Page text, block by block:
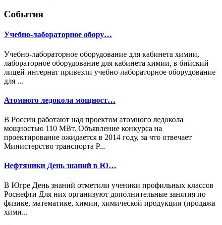
События
Учебно-лабораторное обору…
Учебно-лабораторное оборудование для кабинета химии,
лабораторное оборудование для кабинета химии, в бийский
лицей-интернат привезли учебно-лабораторное оборудование
для ...
Атомного ледокола мощност…
В России работают над проектом атомного ледокола
мощностью 110 МВт. Объявление конкурса на
проектирование ожидается в 2014 году, за что отвечает
Министерство транспорта Р...
Нефтяники День знаний в Ю…
В Югре День знаний отметили ученики профильных классов
Роснефти Для них организуют дополнительные занятия по
физике, математике, химии, химической продукции (продажа
хими...